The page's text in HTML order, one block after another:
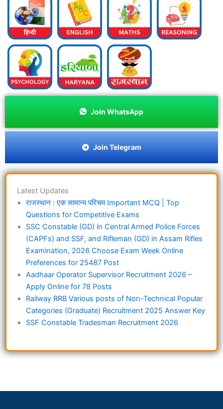
Join WhatsApp
Join Telegram
Latest Updates
राजस्थान : एक सामान्य परिचय Important MCQ | Top
Questions for Competitive Exams
SSC Constable (GD) in Central Armed Police Forces
(CAPFs) and SSF, and Rifleman (GD) in Assam Rifles
Examination, 2026 Choose Exam Week Online
Preferences for 25487 Post
Aadhaar Operator Supervisor Recruitment 2026 –
Apply Online for 78 Posts
Railway RRB Various posts of Non-Technical Popular
Categories (Graduate) Recruitment 2025 Answer Key
SSF Constable Tradesman Recruitment 2026